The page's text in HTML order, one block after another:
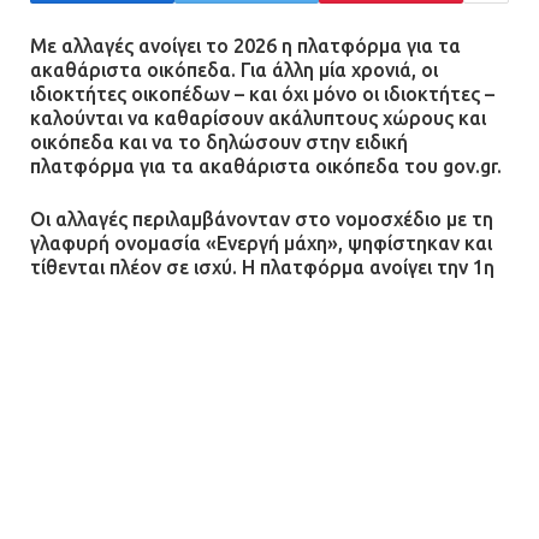
Άργος: Στη φυλακή οι δύο
αστυνομικοί για τους
πυροβολισμούς κατά του 20χρονου
με αναπηρία
11.07.2026 | 22:59
Ένα πουλί «υπεύθυνο» για την
Με αλλαγές ανοίγει το 2026 η πλατφόρμα για τα
ακαθάριστα οικόπεδα. Για άλλη μία χρονιά, οι
ιδιοκτήτες οικοπέδων – και όχι μόνο οι ιδιοκτήτες –
καλούνται να καθαρίσουν ακάλυπτους χώρους και
οικόπεδα και να το δηλώσουν στην ειδική
πλατφόρμα για τα ακαθάριστα οικόπεδα του gov.gr.
Οι αλλαγές περιλαμβάνονταν στο νομοσχέδιο με τη
γλαφυρή ονομασία «Ενεργή μάχη», ψηφίστηκαν και
τίθενται πλέον σε ισχύ. Η πλατφόρμα ανοίγει την 1η